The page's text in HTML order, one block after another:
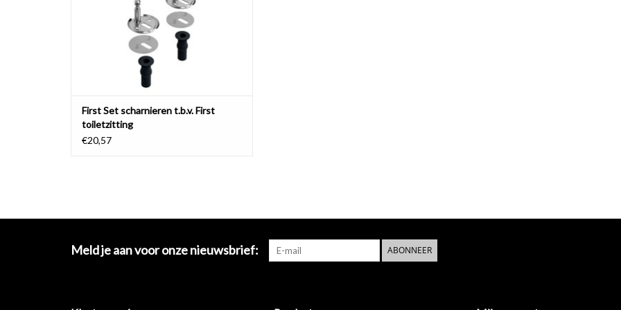
First Set scharnieren t.b.v. First
toiletzitting
€20,57
Meld je aan voor onze nieuwsbrief: ABONNEER